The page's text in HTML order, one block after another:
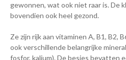
gewonnen, wat ook niet raar is. De
bovendien ook heel gezond.
Ze zijn rijk aan vitaminen A, B1, B2,
ook verschillende belangrijke
fosfor, kalium). De besjes bevatten